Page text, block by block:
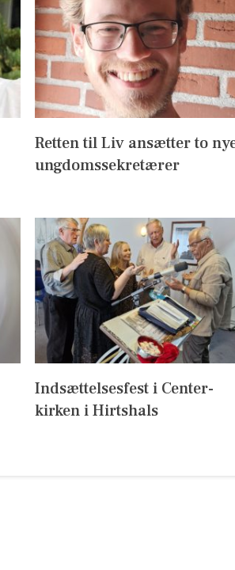
Retten til Liv ansætter to
ungdomssekretærer
Indsættelsesfest i Center-
kirken i Hirtshals